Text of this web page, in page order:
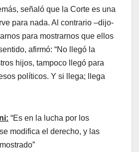
señaló que la Corte es una
para nada. Al contrario –dijo-
para mostrarnos que ellos
afirmó: “No llegó la
hijos, tampoco llegó para
políticos. Y si llega; llega
“Es en la lucha por los
modifica el derecho, y las